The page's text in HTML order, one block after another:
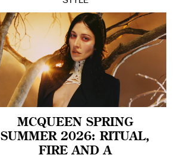
MCQUEEN SPRING
SUMMER 2026: RITUAL,
FIRE AND A